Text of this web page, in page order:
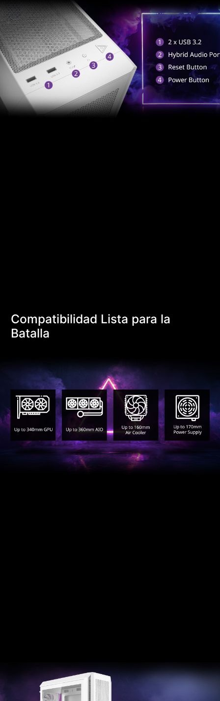
Compatibilidad Lista para la
Batalla